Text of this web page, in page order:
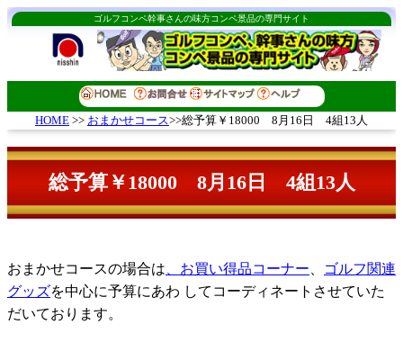
ゴルフコンペ幹事さんの味方コンペ景品の専門サイト
HOME >> おまかせコース>>総予算￥18000 8月16日 4組13人
総予算￥18000 8月16日 4組13人
おまかせコースの場合は 、お買い得品コーナー
ゴルフ関連
グッズを中心に予算にあわ してコーディネートさせていた
だいております。